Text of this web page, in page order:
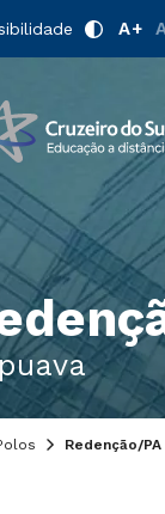
A+
Redenção/PA